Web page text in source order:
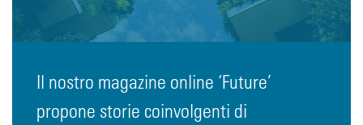
Il nostro magazine online ‘Future’
propone storie coinvolgenti di